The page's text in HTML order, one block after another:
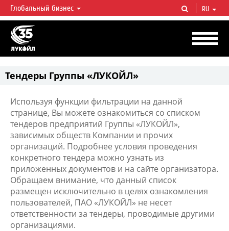
ЛУКОЙЛ СЕГОДНЯ
ЛУКОЙЛ — одна из крупнейших вертикально интегрированных
нефтегазовых компаний в мире, на долю которой приходится более 2%
мировой добычи нефти и около 1% доказанных запасов углеводородов.
Глобальный бизнес RU
Тендеры Группы «ЛУКОЙЛ»
Используя функции фильтрации на данной
странице, Вы можете ознакомиться со списком
тендеров предприятий Группы «ЛУКОЙЛ»,
зависимых обществ Компании и прочих
организаций. Подробнее условия проведения
конкретного тендера можно узнать из
приложенных документов и на сайте организатора.
Обращаем внимание, что данный список
размещен исключительно в целях ознакомления
пользователей, ПАО «ЛУКОЙЛ» не несет
ответственности за тендеры, проводимые другими
организациями.